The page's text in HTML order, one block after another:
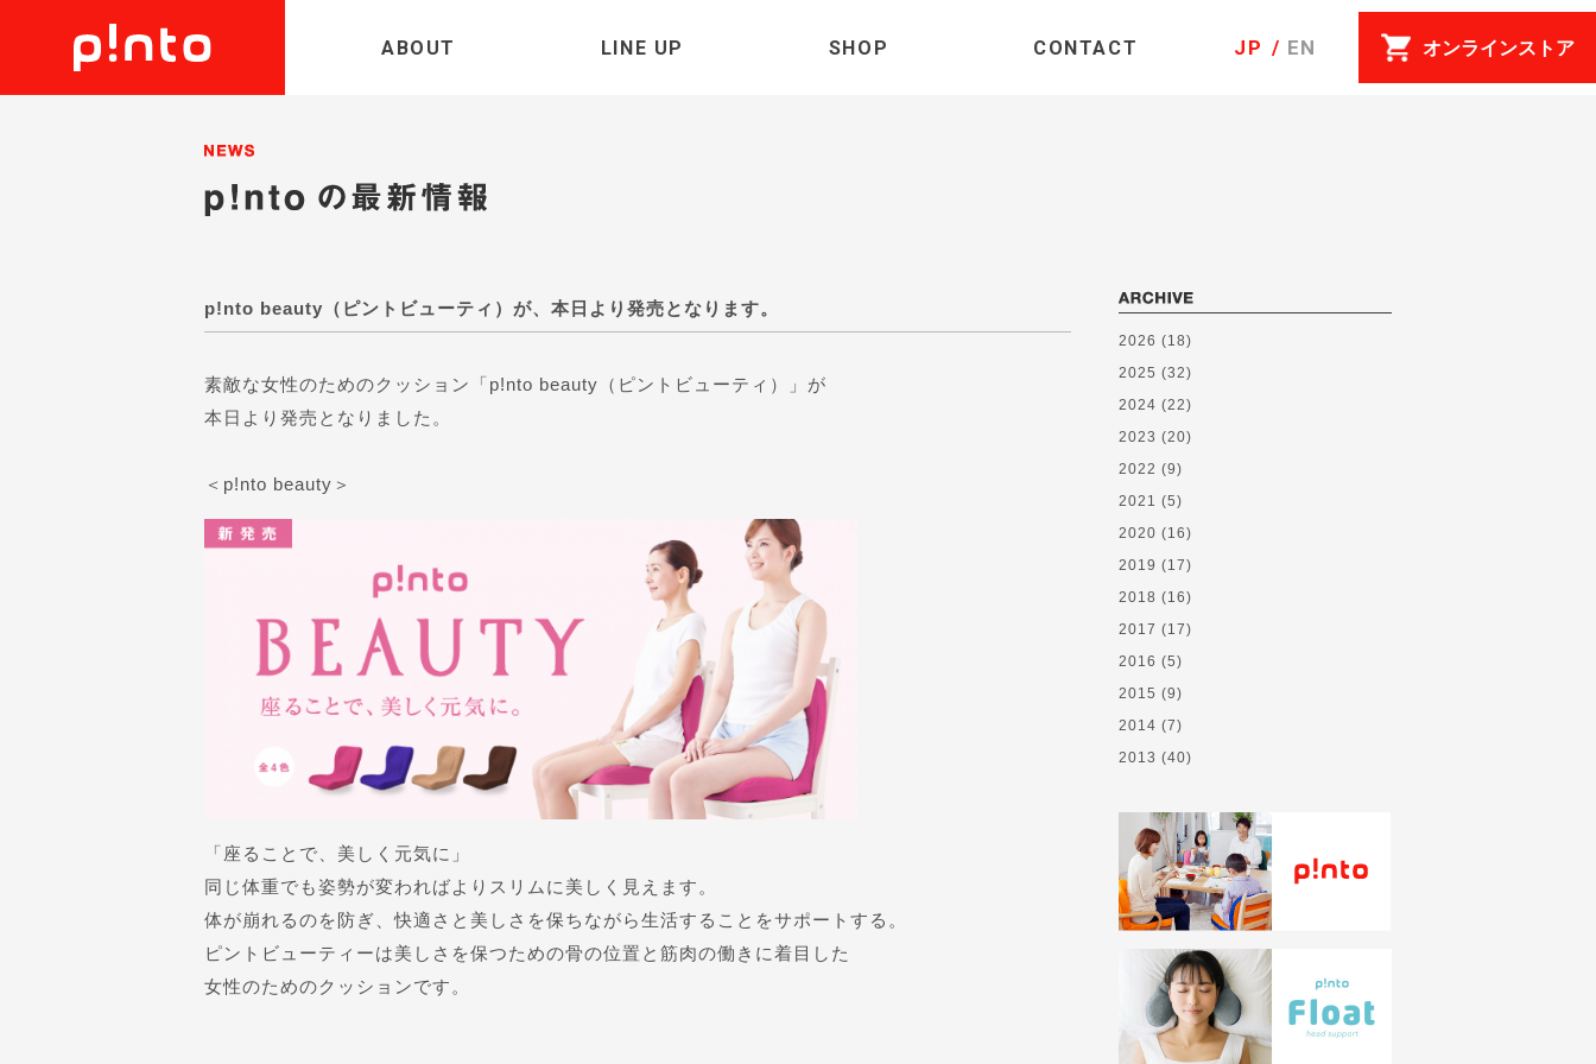
ABOUT LINE UP SHOP CONTACT JP EN オンラインストア
News／お知らせ
p!nto beauty（ピントビューティ）が、本日より発売となります。
素敵な女性のためのクッション「p!nto beauty（ピントビューティ）」が
本日より発売となりました。
＜p!nto beauty＞
「座ることで、美しく元気に」
同じ体重でも姿勢が変わればよりスリムに美しく見えます。
体が崩れるのを防ぎ、快適さと美しさを保ちながら生活することをサポートする。
ピントビューティーは美しさを保つための骨の位置と筋肉の働きに着目した
女性のためのクッションです。
2026 (18)
2025 (32)
2024 (22)
2023 (20)
2022 (9)
2021 (5)
2020 (16)
2019 (17)
2018 (16)
2017 (17)
2016 (5)
2015 (9)
2014 (7)
2013 (40)